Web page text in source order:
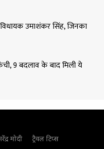
उमाशंकर सिंह, जिनका
9 बदलाव के बाद मिली ये
मोदी ट्रैवल टिप्स